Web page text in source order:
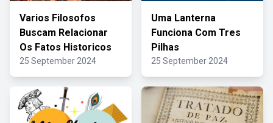
Varios Filosofos
Buscam Relacionar
Os Fatos Historicos
25 September 2024
Uma Lanterna
Funciona Com Tres
Pilhas
25 September 2024